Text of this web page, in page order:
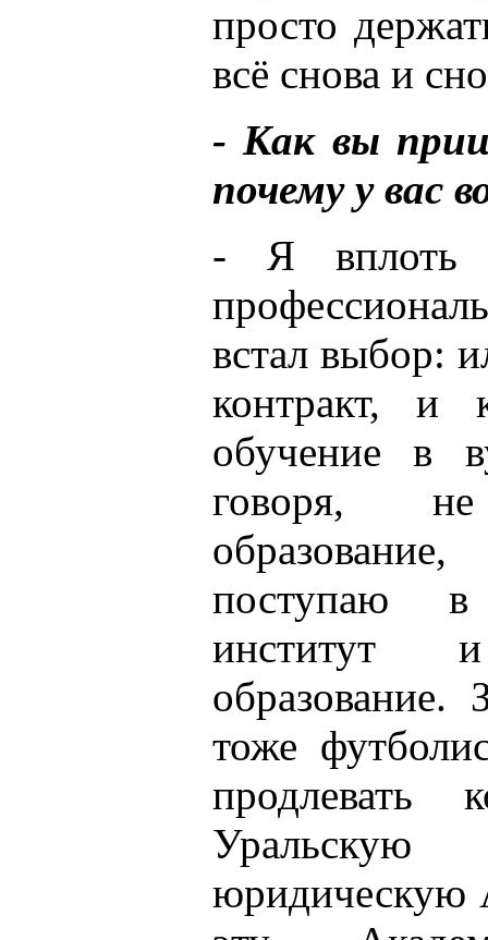
просто
всё снова и
- Как вы
почему у вас
- Я вплоть
встал выбор:
контракт, и
обучение в
говоря, не
поступаю
институт
тоже
продлевать
юридическую